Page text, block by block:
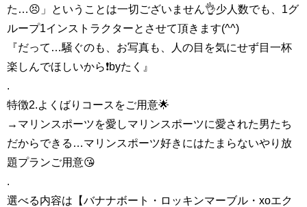
た…😣」ということは一切ございません👌少人数でも、1グ
ループ1インストラクターとさせて頂きます(^^)
『だって…騒ぐのも、お写真も、人の目を気にせず目一杯
楽しんでほしいから❗️byたく』
.
特徴2.よくばりコースをご用意🌟
→マリンスポーツを愛しマリンスポーツに愛された男たち
だからできる…マリンスポーツ好きにはたまらないやり放
題プランご用意😘
.
選べる内容は【バナナボート・ロッキンマーブル・xoエク